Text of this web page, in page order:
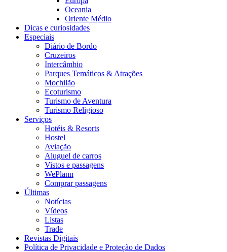
Oceania
Oriente Médio
Dicas e curiosidades
Especiais
Diário de Bordo
Cruzeiros
Intercâmbio
Parques Temáticos & Atrações
Mochilão
Ecoturismo
Turismo de Aventura
Turismo Religioso
Serviços
Hotéis & Resorts
Hostel
Aviação
Aluguel de carros
Vistos e passagens
WePlann
Comprar passagens
Últimas
Notícias
Vídeos
Listas
Trade
Revistas Digitais
Política de Privacidade e Proteção de Dados